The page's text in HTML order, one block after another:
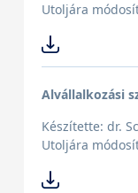
Utoljára
Alvállalkozási
Készítette: dr.
Utoljára